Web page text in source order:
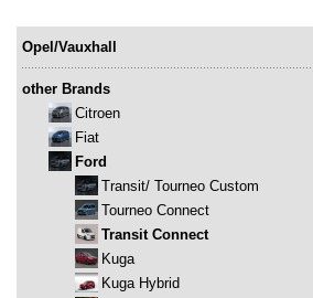
Opel/Vauxhall
other Brands
Citroen
Fiat
Ford
Transit/ Tourneo Custom
Tourneo Connect
Transit Connect
Kuga
Kuga Hybrid